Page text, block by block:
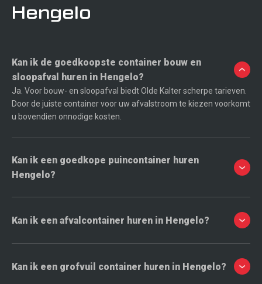
Hengelo
Kan ik de goedkoopste container bouw en
sloopafval huren in Hengelo?
Ja. Voor bouw- en sloopafval biedt Olde Kalter scherpe tarieven.
Door de juiste container voor uw afvalstroom te kiezen voorkomt
u bovendien onnodige kosten.
Kan ik een goedkope puincontainer huren
Hengelo?
uit verbouwing of sloopwerk.
Kan ik een afvalcontainer huren in Hengelo?
groenafval, grond en huishoudelijk afval.
Kan ik een grofvuil container huren in Hengelo?